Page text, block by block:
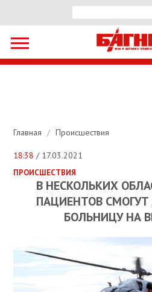
Главная / Происшествия
18:38 / 17.03.2021
ПРОИСШЕСТВИЯ
В НЕСКОЛЬКИХ
ПАЦИЕНТОВ
БОЛЬНИЦУ НА